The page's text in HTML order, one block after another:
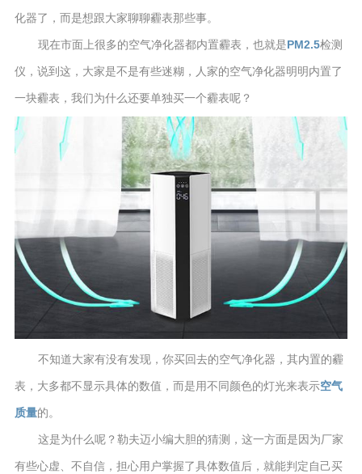
化器了，而是想跟大家聊聊霾表那些事。
现在市面上很多的空气净化器都内置霾表，也就是PM2.5检测
仪，说到这，大家是不是有些迷糊，人家的空气净化器明明内置了
一块霾表，我们为什么还要单独买一个霾表呢？
不知道大家有没有发现，你买回去的空气净化器，其内置的霾
表，大多都不显示具体的数值，而是用不同颜色的灯光来表示空气
质量的。
这是为什么呢？勒夫迈小编大胆的猜测，这一方面是因为厂家
有些心虚、不自信，担心用户掌握了具体数值后，就能判定自己买